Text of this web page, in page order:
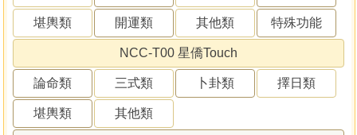
堪輿類 開運類 其他類 特殊功能
NCC-T00 星僑Touch
論命類 三式類 卜卦類 擇日類
堪輿類 其他類